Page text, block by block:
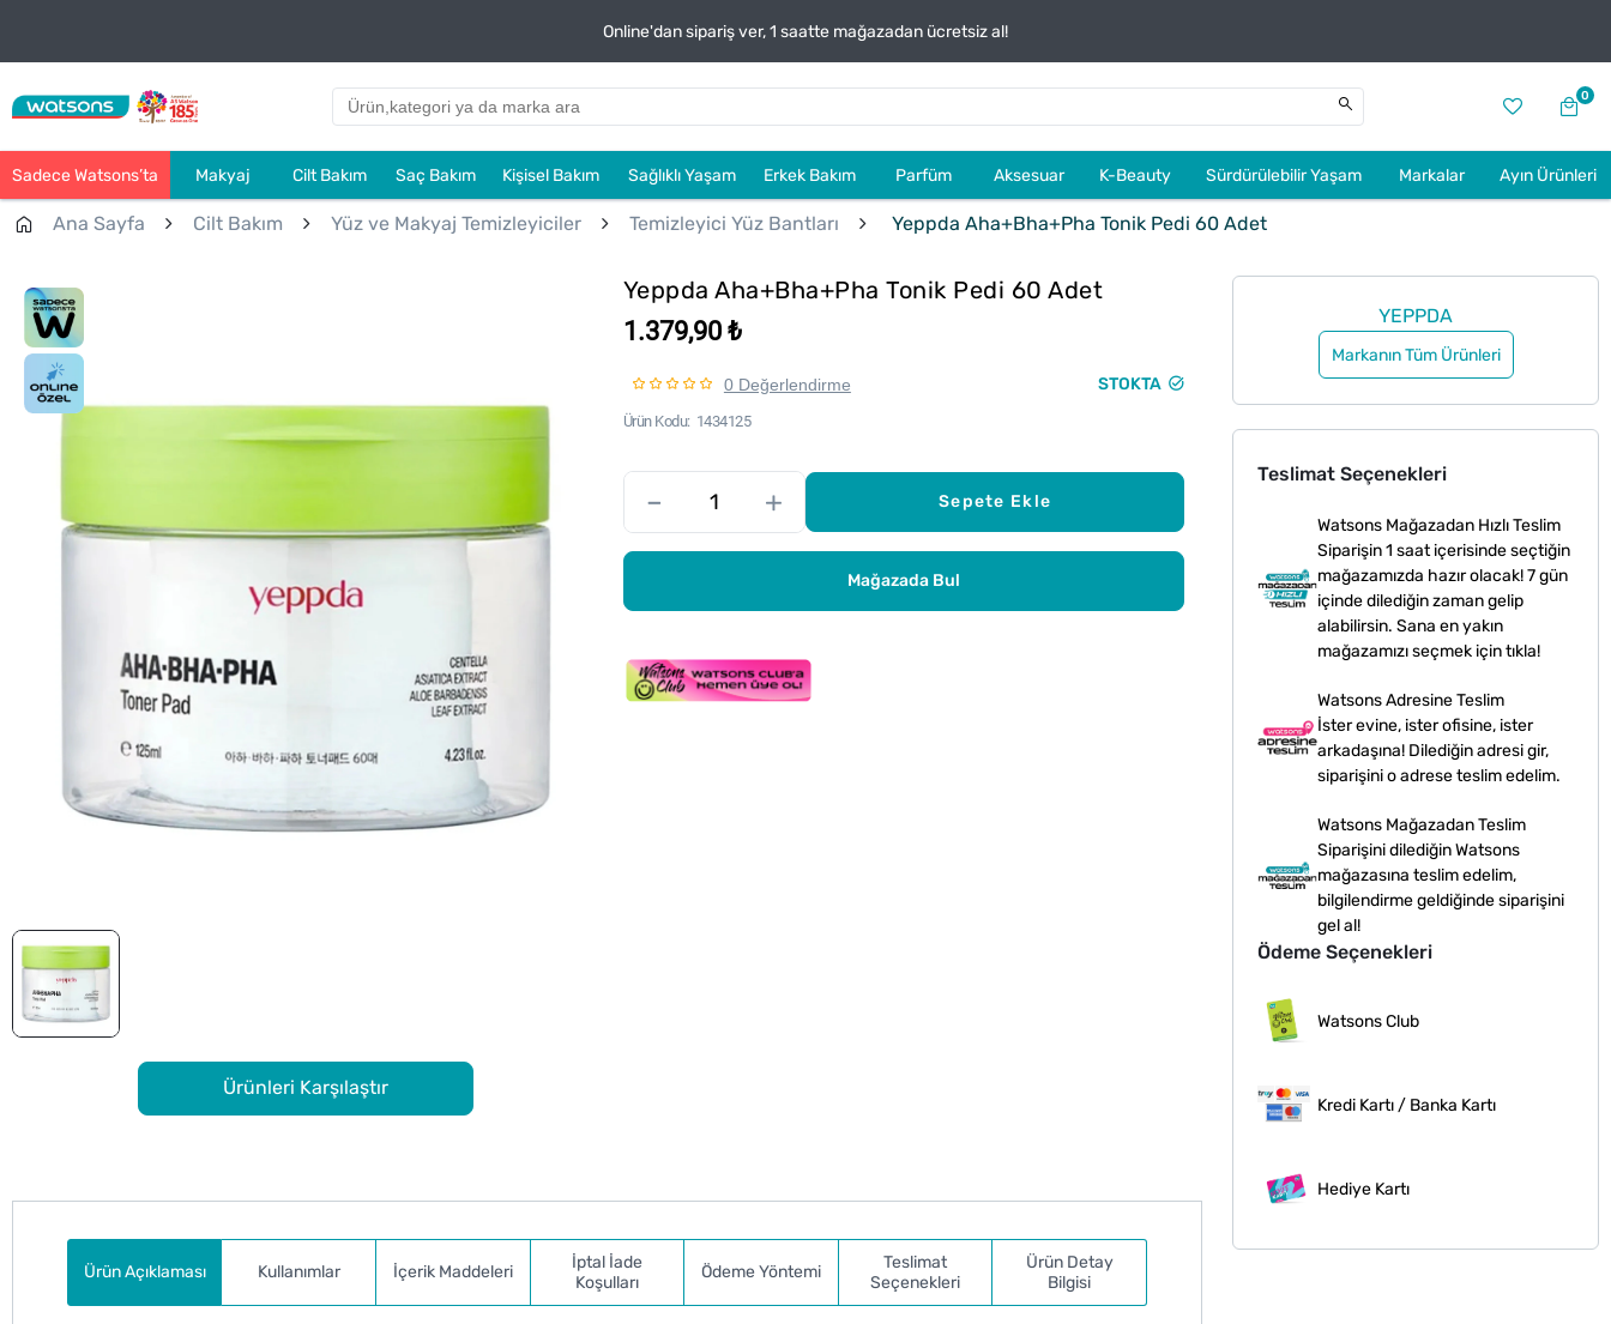
Online'dan sipariş ver, 1 saatte mağazadan ücretsiz al!
0
Sadece Watsons’ta Makyaj Cilt Bakım Saç Bakım Kişisel Bakım Sağlıklı Yaşam Erkek Bakım Parfüm Aksesuar K-Beauty Sürdürülebilir Yaşam Markalar Ayın Ürünleri
Ana Sayfa Cilt Bakım Yüz ve Makyaj Temizleyiciler Temizleyici Yüz Bantları Yeppda Aha+Bha+Pha Tonik Pedi 60 Adet
Ürünleri Karşılaştır
Yeppda Aha+Bha+Pha Tonik Pedi 60 Adet
1.379,90 ₺
0 Değerlendirme STOKTA
Ürün Kodu 1434125
– + Sepete Ekle
Mağazada Bul
YEPPDA
Markanın Tüm Ürünleri
Teslimat Seçenekleri
Watsons Mağazadan Hızlı Teslim
Siparişin 1 saat içerisinde seçtiğin
mağazamızda hazır olacak! 7 gün
içinde dilediğin zaman gelip
alabilirsin. Sana en yakın
mağazamızı seçmek için tıkla!
Watsons Adresine Teslim
İster evine, ister ofisine, ister
arkadaşına! Dilediğin adresi gir,
siparişini o adrese teslim edelim.
Watsons Mağazadan Teslim
Siparişini dilediğin Watsons
mağazasına teslim edelim,
bilgilendirme geldiğinde siparişini
gel al!
Ödeme Seçenekleri
Watsons Club
Kredi Kartı / Banka Kartı
Hediye Kartı
Ürün Açıklaması Kullanımlar İçerik Maddeleri
İptal İade
Koşulları
Ödeme Yöntemi
Teslimat
Seçenekleri
Ürün Detay
Bilgisi